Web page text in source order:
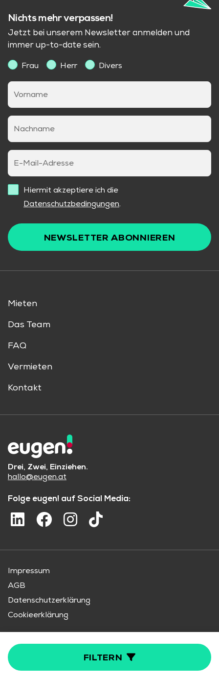
FILTERN
Mieten
Das Team
FAQ
Vermieten
Kontakt
Drei, Zwei, Einziehen.
hallo@eugen.at
Folge eugen! auf Social Media:
Nichts mehr verpassen!
Jetzt bei unserem Newsletter anmelden und
immer up-to-date sein.
Frau Herr Divers
Vorname
Nachname
E-Mail-Adresse
Hiermit akzeptiere ich die
Datenschutzbedingungen.
NEWSLETTER ABONNIEREN
Impressum
AGB
Datenschutzerklärung
Cookieerklärung